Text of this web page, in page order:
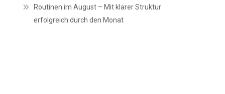
Routinen im August – Mit klarer Struktur
erfolgreich durch den Monat